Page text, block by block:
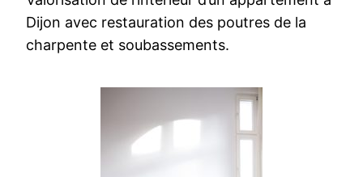
Dijon avec restauration des poutres de la
charpente et soubassements.